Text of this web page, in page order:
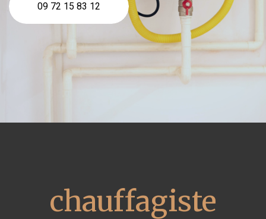
09 72 15 83 12
chauffagiste